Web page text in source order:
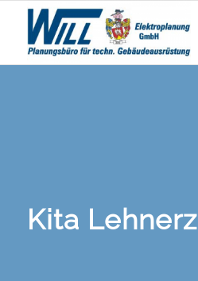
Kita Lehnerz